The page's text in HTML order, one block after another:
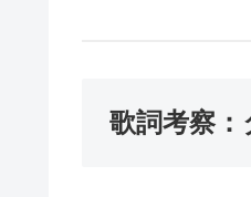
歌詞考察